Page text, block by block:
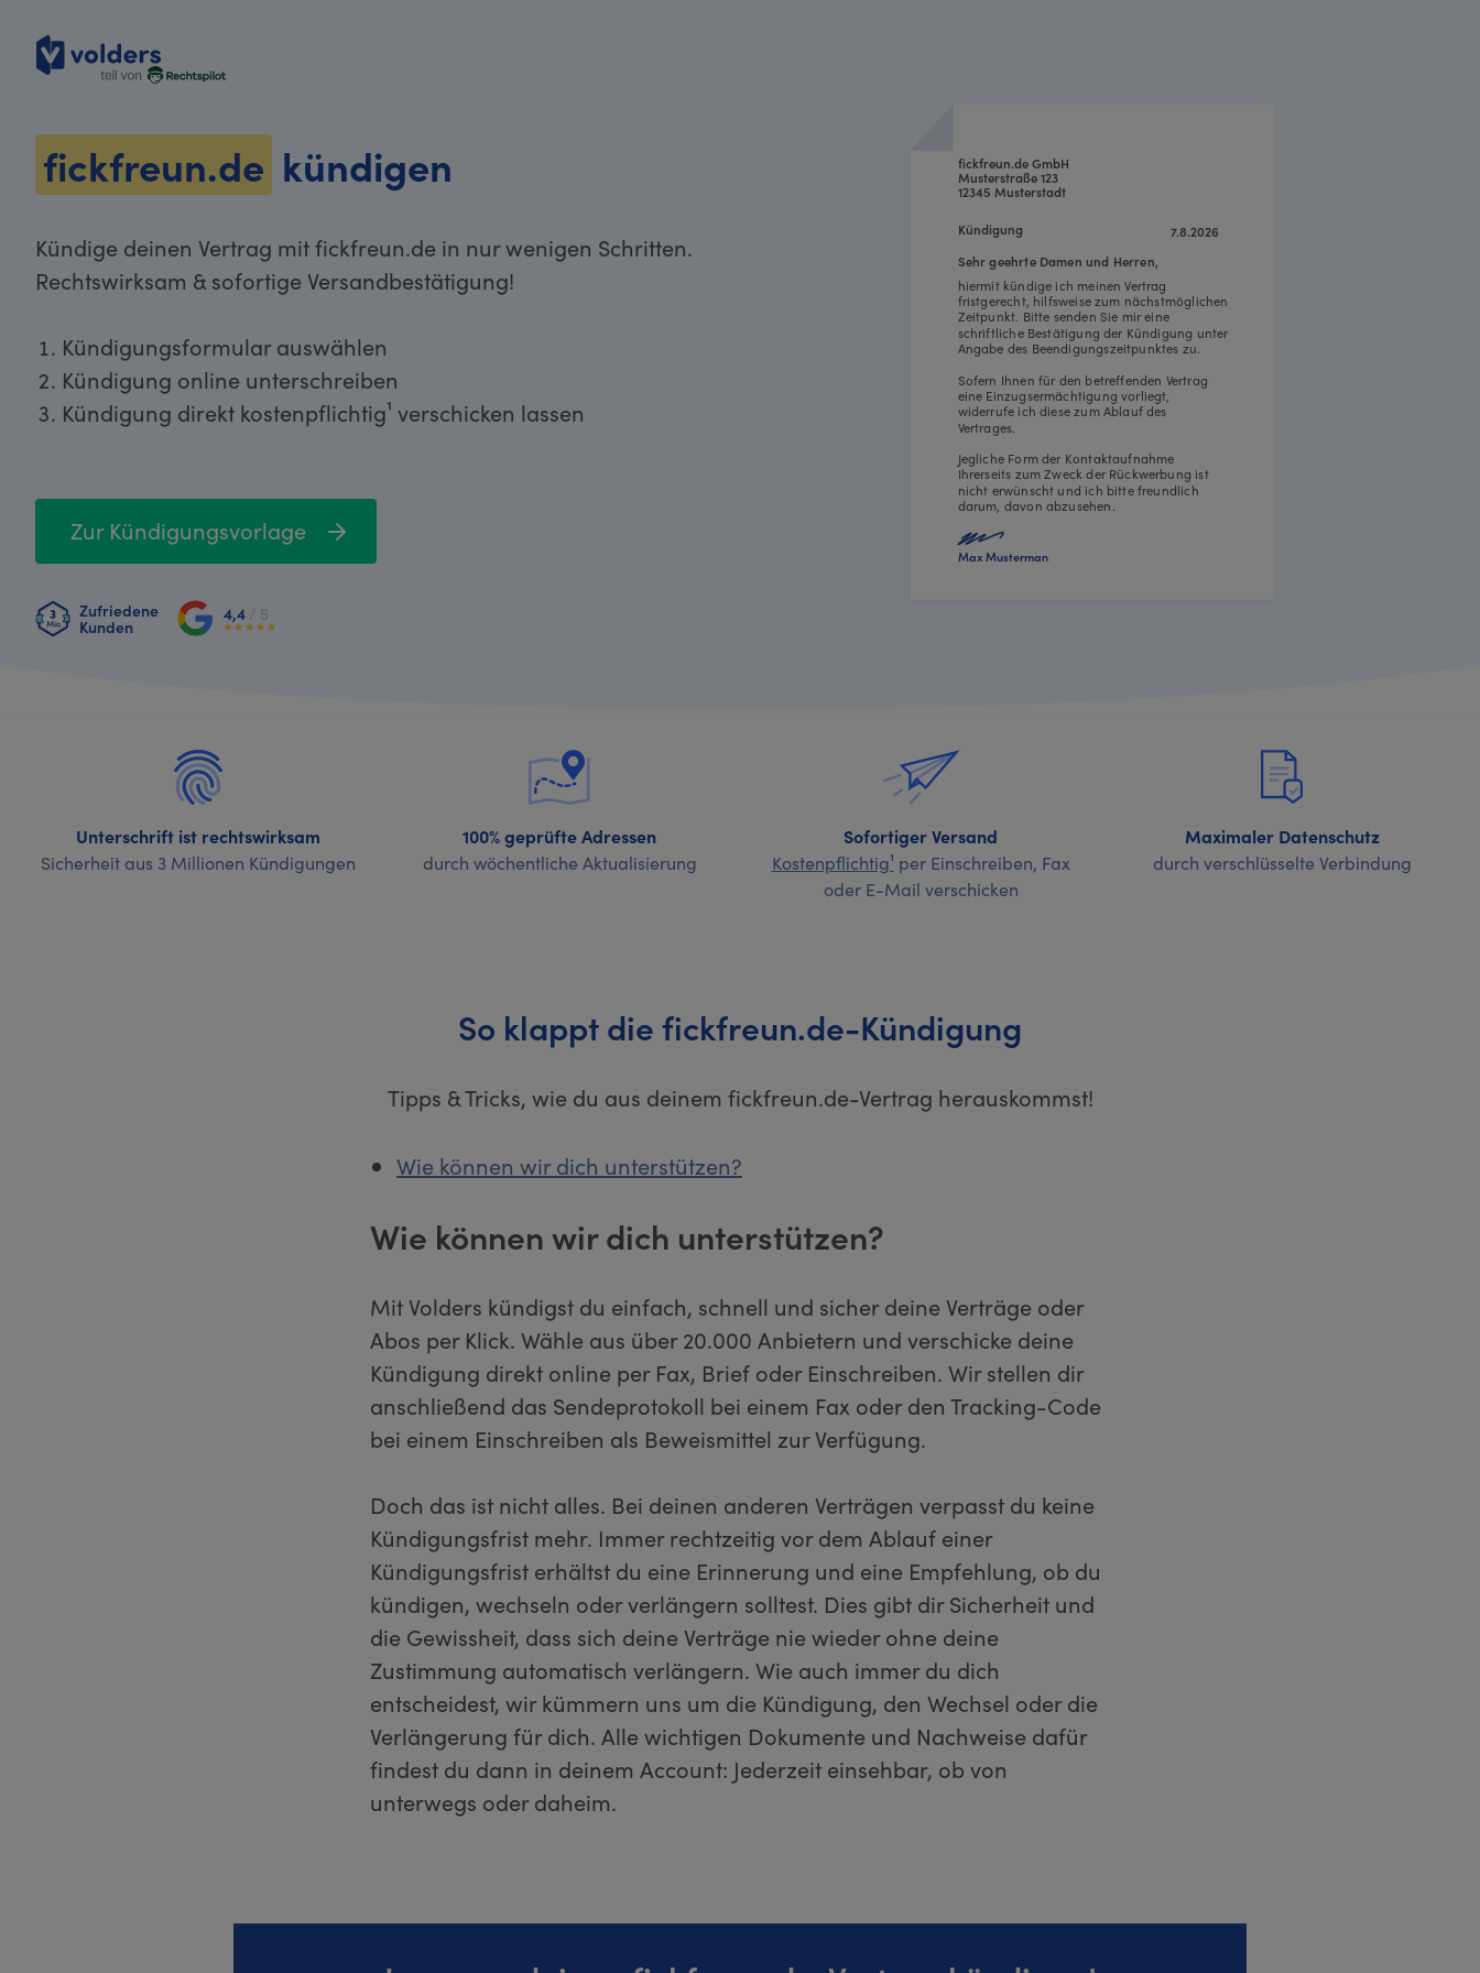
fickfreun.de kündigen
Kündige deinen Vertrag mit fickfreun.de in nur wenigen Schritten.
Rechtswirksam & sofortige Versandbestätigung!
Kündigungsformular auswählen
Kündigung online unterschreiben
Kündigung direkt kostenpflichtig¹ verschicken lassen
Zur Kündigungsvorlage
Zufriedene
Kunden
4,4 / 5
7.8.2026
fickfreun.de GmbH
Musterstraße 123
12345 Musterstadt
hiermit kündige ich meinen Vertrag
fristgerecht, hilfsweise zum nächstmöglichen
Zeitpunkt. Bitte senden Sie mir eine
schriftliche Bestätigung der Kündigung unter
Angabe des Beendigungszeitpunktes zu.
Sofern Ihnen für den betreffenden Vertrag
eine Einzugsermächtigung vorliegt,
widerrufe ich diese zum Ablauf des
Vertrages.
Jegliche Form der Kontaktaufnahme
Ihrerseits zum Zweck der Rückwerbung ist
nicht erwünscht und ich bitte freundlich
darum, davon abzusehen.
Sehr geehrte Damen und Herren,
Kündigung
Max Musterman
Unterschrift ist rechtswirksam
Sicherheit aus 3 Millionen Kündigungen
100% geprüfte Adressen
durch wöchentliche Aktualisierung
Sofortiger Versand
Kostenpflichtig¹ per Einschreiben, Fax
oder E-Mail verschicken
Maximaler Datenschutz
durch verschlüsselte Verbindung
So klappt die fickfreun.de-Kündigung
Tipps & Tricks, wie du aus deinem fickfreun.de-Vertrag herauskommst!
Wie können wir dich unterstützen?
Wie können wir dich unterstützen?
Mit Volders kündigst du einfach, schnell und sicher deine Verträge oder
Abos per Klick. Wähle aus über 20.000 Anbietern und verschicke deine
Kündigung direkt online per Fax, Brief oder Einschreiben. Wir stellen dir
anschließend das Sendeprotokoll bei einem Fax oder den Tracking-Code
bei einem Einschreiben als Beweismittel zur Verfügung.
Doch das ist nicht alles. Bei deinen anderen Verträgen verpasst du keine
Kündigungsfrist mehr. Immer rechtzeitig vor dem Ablauf einer
Kündigungsfrist erhältst du eine Erinnerung und eine Empfehlung, ob du
kündigen, wechseln oder verlängern solltest. Dies gibt dir Sicherheit und
die Gewissheit, dass sich deine Verträge nie wieder ohne deine
Zustimmung automatisch verlängern. Wie auch immer du dich
entscheidest, wir kümmern uns um die Kündigung, den Wechsel oder die
Verlängerung für dich. Alle wichtigen Dokumente und Nachweise dafür
findest du dann in deinem Account: Jederzeit einsehbar, ob von
unterwegs oder daheim.